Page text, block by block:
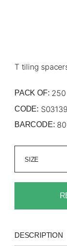
T tiling
PACK OF: 250
CODE:
BARCODE:
SIZE
DESCRIPTION